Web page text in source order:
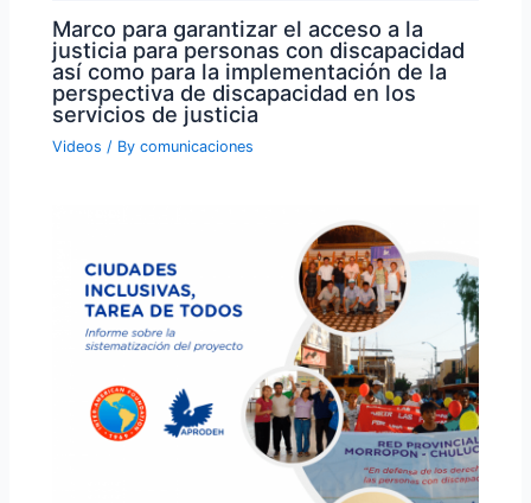
Marco para garantizar el acceso a la
justicia para personas con discapacidad
así como para la implementación de la
perspectiva de discapacidad en los
servicios de justicia
Videos / Bycomunicaciones